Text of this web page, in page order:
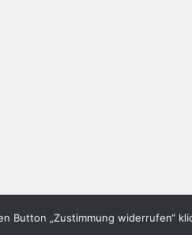
Button „Zustimmung widerrufen“